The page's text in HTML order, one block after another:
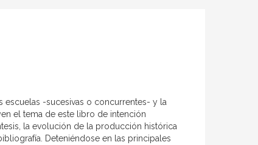
-sucesivas o concurrentes- y la
el tema de este libro de intención
la evolución de la producción histórica
Deteniéndose en las principales